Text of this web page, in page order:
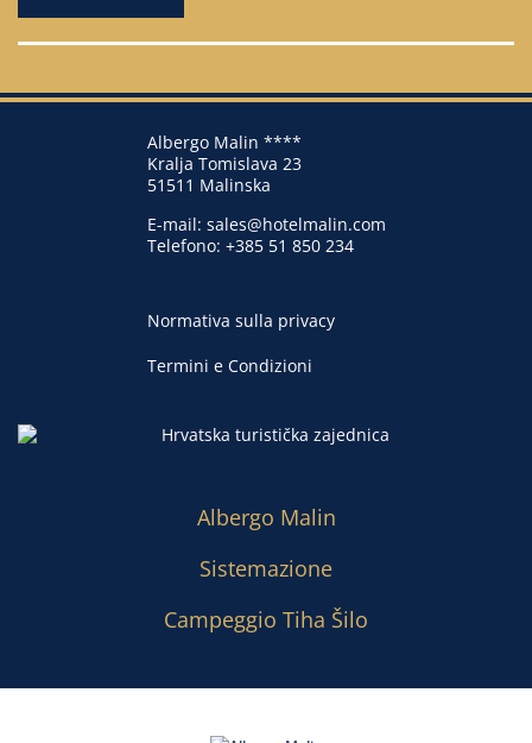
Albergo Malin ****
Kralja Tomislava 23
51511 Malinska
E-mail: sales@hotelmalin.com
Telefono: +385 51 850 234
Normativa sulla privacy
Termini e Condizioni
Albergo Malin
Sistemazione
Campeggio Tiha Šilo